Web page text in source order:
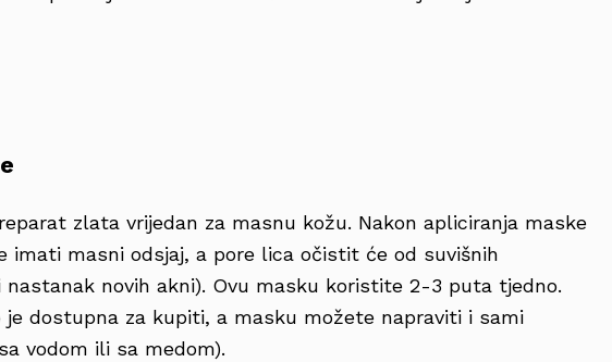
zlata vrijedan za masnu kožu. Nakon apliciranja maske
imati masni odsjaj, a pore lica očistit će od suvišnih
novih akni). Ovu masku koristite 2-3 puta tjedno.
je dostupna za kupiti, a masku možete napraviti i sami
vodom ili sa medom).